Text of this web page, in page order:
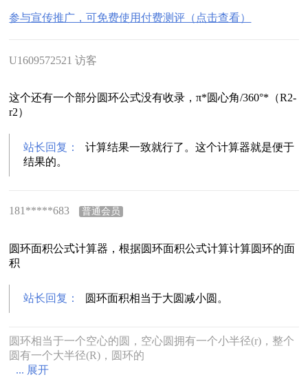
参与宣传推广，可免费使用付费测评（点击查看）
U1609572521 访客
这个还有一个部分圆环公式没有收录，π*圆心角/360°*（R2-
r2）
站长回复：
计算结果一致就行了。这个计算器就是便于
结果的。
181*****683 普通会员
圆环面积公式计算器，根据圆环面积公式计算计算圆环的面
积
站长回复： 圆环面积相当于大圆减小圆。
圆环相当于一个空心的圆，空心圆拥有一个小半径(r)，整个
圆有一个大半径(R)，圆环的
... 展开